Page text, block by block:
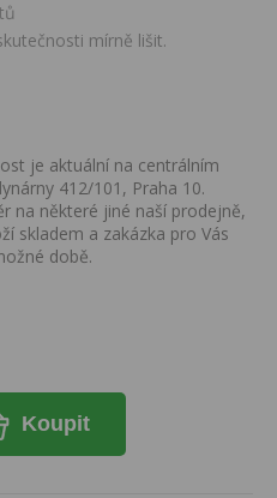
mírně lišit.
je aktuální na centrálním
412/101, Praha 10.
na některé jiné naší prodejně,
skladem a zakázka pro Vás
době.
Koupit